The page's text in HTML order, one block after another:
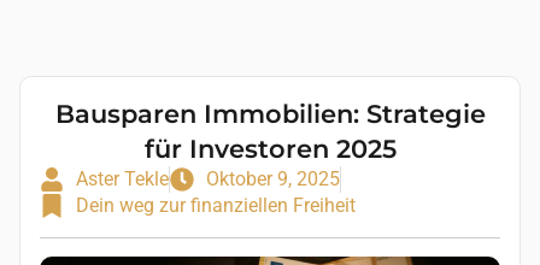
Bausparen Immobilien: Strategie
für Investoren 2025
Aster Tekle
Oktober 9, 2025
Dein weg zur finanziellen Freiheit